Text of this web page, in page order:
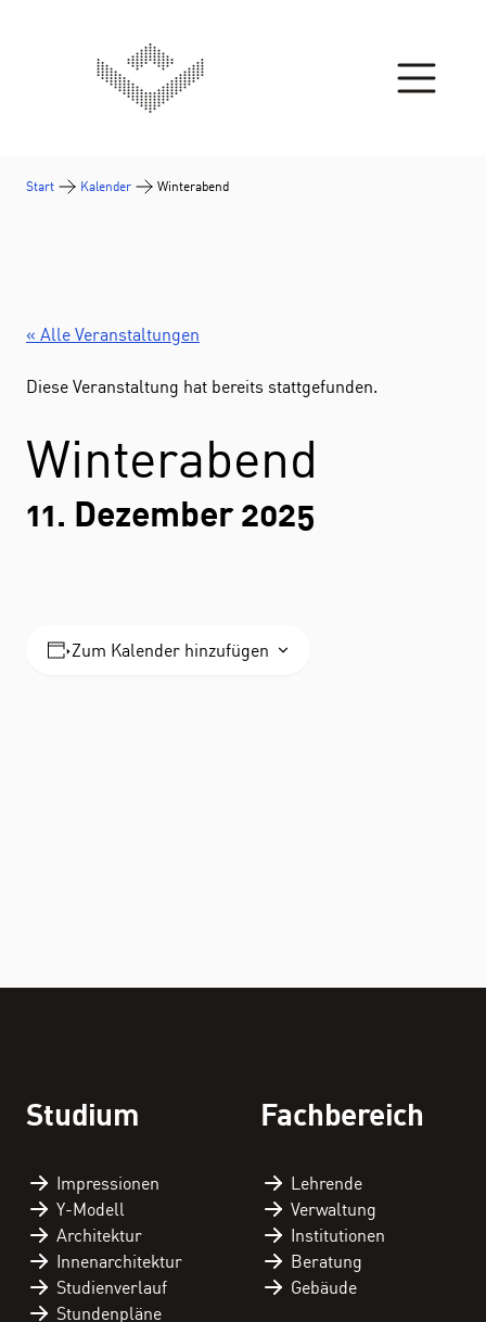
Personenverzeichnis
Downloads
Kontakt
Start Kalender Winterabend
« Alle Veranstaltungen
Diese Veranstaltung hat bereits stattgefunden.
Winterabend
11. Dezember 2025
Zum Kalender hinzufügen
Studium
Impressionen
Y-Modell
Architektur
Innenarchitektur
Studienverlauf
Stundenpläne
Fachbereich
Lehrende
Verwaltung
Institutionen
Beratung
Gebäude